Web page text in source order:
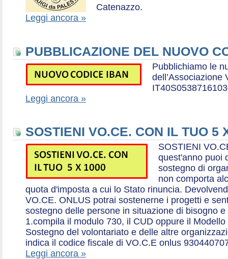
Catenazzo.
Leggi ancora »
PUBBLICAZIONE DEL NUOVO
Pubblichiamo le
dell’Associazione
Leggi ancora »
SOSTIENI VO.CE. CON IL TUO 5
SOSTIENI
quest'anno puoi
sostegno di
non comporta
quota d'imposta a cui lo Stato rinuncia.
VO.CE. ONLUS potrai sostenerne i progetti e
sostegno delle persone in situazione di bisogno
1.compila il modulo 730, il CUD oppure il
Sostegno del volontariato e delle altre
indica il codice fiscale di VO.C.E onlus
Leggi ancora »